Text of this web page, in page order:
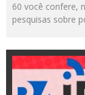
60 você confere,
pesquisas sobre